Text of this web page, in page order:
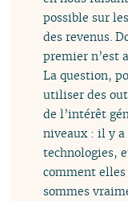
possible sur
des revenus.
premier n’est
La question,
utiliser des
de l’intérêt
niveaux : il y
technologies,
comment
sommes